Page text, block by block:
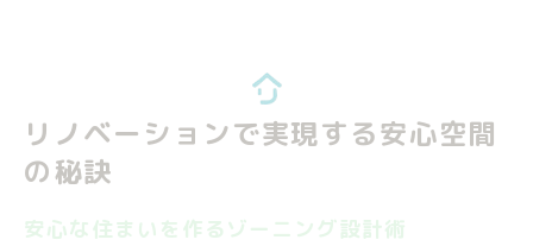
リノベーションで実現する安心空間
の秘訣
安心な住まいを作るゾーニング設計術